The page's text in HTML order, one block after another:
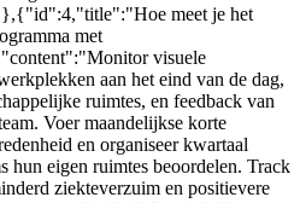
meet je het
met
visuele
aan het eind van de dag,
ruimtes, en feedback van
Voer maandelijkse korte
en organiseer kwartaal
hun eigen ruimtes beoordelen. Track
ziekteverzuim en positievere